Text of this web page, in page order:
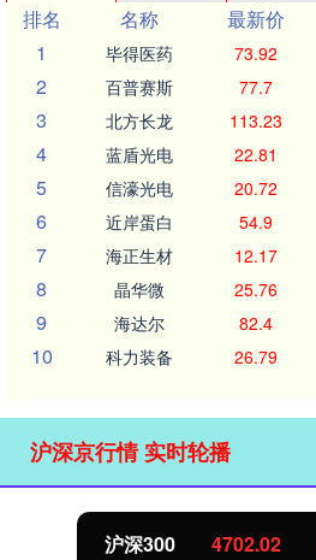
排名
名称 最新价
1
毕得医药 73.92
2 百普赛斯 77.7
3 北方长龙 113.23
4 蓝盾光电 22.81
5 信濠光电 20.72
6 近岸蛋白 54.9
7 海正生材 12.17
8 晶华微 25.76
9 海达尔 82.4
10 科力装备 26.79
沪深京行情 实时轮播
北证50 1122.88